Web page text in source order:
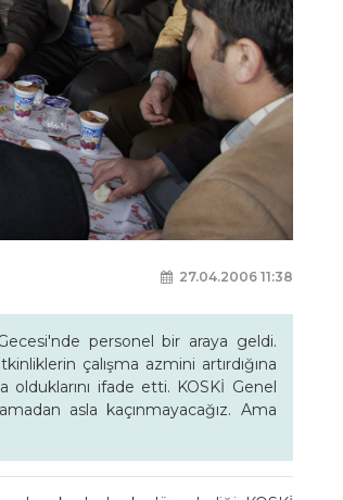
27.04.2006 11:38
personel bir araya geldi.
çalışma azmini artırdığına
olduklarını ifade etti. KOSKİ Genel
asla kaçınmayacağız. Ama